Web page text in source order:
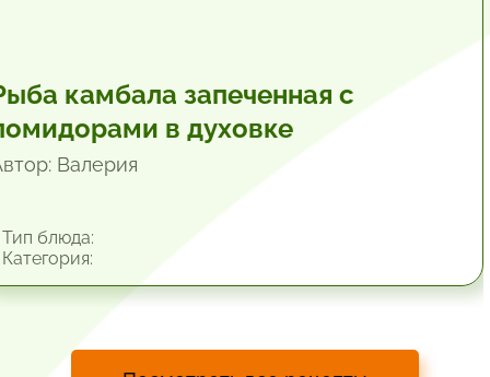
камбала запеченная с
в духовке
Валерия
блюда: